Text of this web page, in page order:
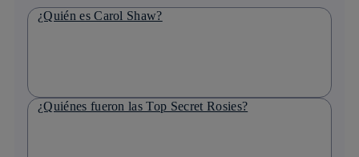
¿Quién es Carol Shaw?
¿Quiénes fueron las Top Secret Rosies?